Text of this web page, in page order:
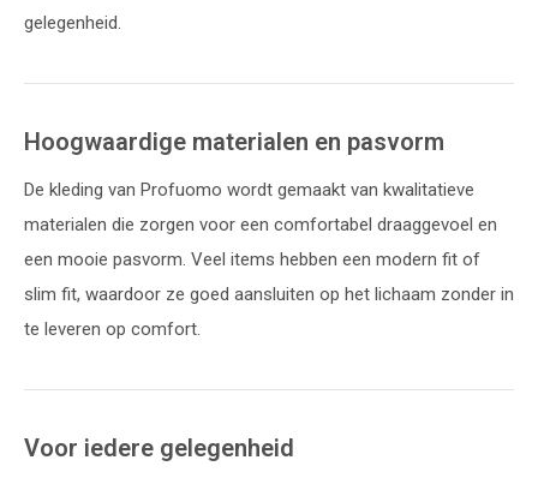
gelegenheid.
Hoogwaardige materialen en pasvorm
De kleding van Profuomo wordt gemaakt van kwalitatieve
materialen die zorgen voor een comfortabel draaggevoel en
een mooie pasvorm. Veel items hebben een modern fit of
slim fit, waardoor ze goed aansluiten op het lichaam zonder in
te leveren op comfort.
Voor iedere gelegenheid